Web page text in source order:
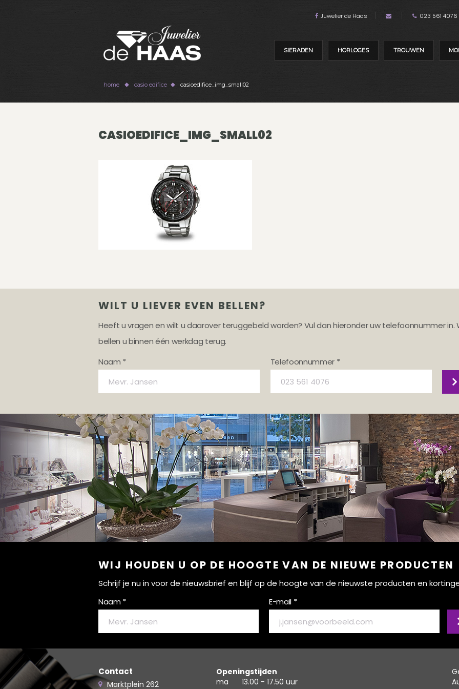
Juwelier de Haas 023 561 4076
SIERADEN HORLOGES TROUWEN
home casio edifice casioedifice_img_small02
CASIOEDIFICE_IMG_SMALL02
WILT U LIEVER EVEN BELLEN?
Heeft u vragen en wilt u daarover teruggebeld worden? Vul dan hieronder uw telefoonnummer in.
bellen u binnen één werkdag terug.
Naam *
Telefoonnummer *
WIJ HOUDEN U OP DE HOOGTE VAN DE NIEUWE PRODUCTEN
Schrijf je nu in voor de nieuwsbrief en blijf op de hoogte van de nieuwste producten en
Naam *
E-mail *
Contact
Marktplein 262
Openingstijden
ma
13.00 - 17.50 uur